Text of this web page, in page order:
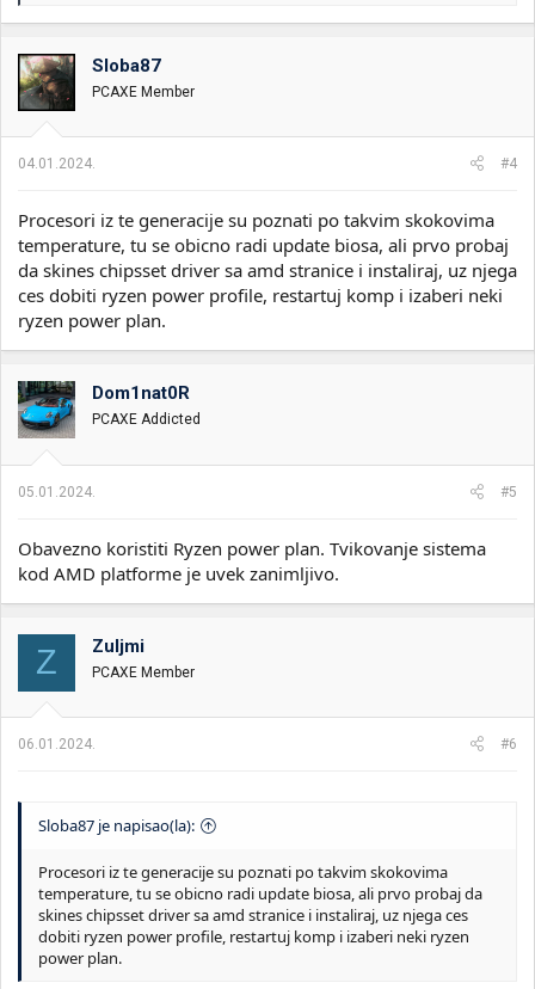
o
v
n
j
:
Sloba87
PCAXE Member
04.01.2024. #4
Procesori iz te generacije su poznati po takvim skokovima
temperature, tu se obicno radi update biosa, ali prvo probaj
da skines chipsset driver sa amd stranice i instaliraj, uz njega
ces dobiti ryzen power profile, restartuj komp i izaberi neki
ryzen power plan.
Dom1nat0R
PCAXE Addicted
05.01.2024. #5
Obavezno koristiti Ryzen power plan. Tvikovanje sistema
kod AMD platforme je uvek zanimljivo.
Z Zuljmi
PCAXE Member
06.01.2024. #6
Sloba87 je napisao(la):
Procesori iz te generacije su poznati po takvim skokovima
temperature, tu se obicno radi update biosa, ali prvo probaj da
skines chipsset driver sa amd stranice i instaliraj, uz njega ces
dobiti ryzen power profile, restartuj komp i izaberi neki ryzen
power plan.